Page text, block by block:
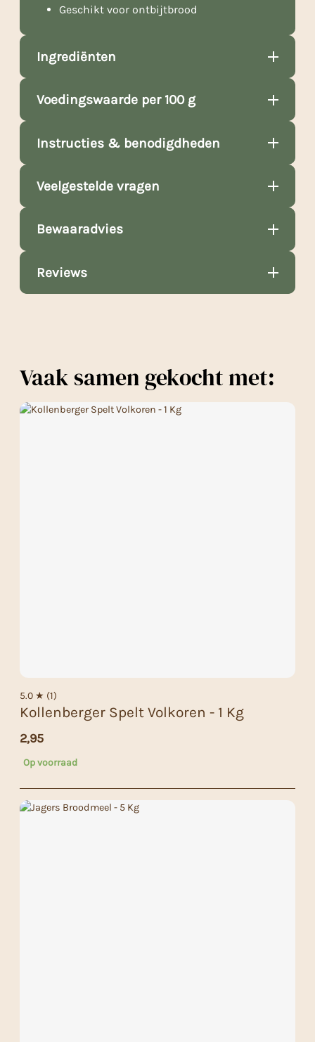
Geschikt voor ontbijtbrood
Ingrediënten
Voedingswaarde per 100 g
Instructies & benodigdheden
Veelgestelde vragen
Bewaaradvies
Reviews
Vaak samen gekocht met:
5.0 ★ (1)
Kollenberger Spelt Volkoren - 1 Kg
2,95
Op voorraad